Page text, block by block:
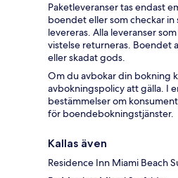
Paketleveranser tas endast
boendet eller som checkar
levereras. Alla leveranser
vistelse returneras. Boendet
eller skadat gods.
Om du avbokar din bokning
avbokningspolicy att gälla. I
bestämmelser om
för boendebokningstjänster.
Kallas även
Residence Inn Miami Beach